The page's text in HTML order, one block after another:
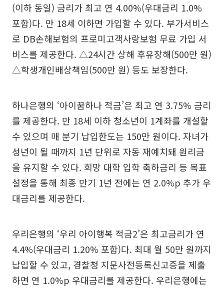
(이하 동일) 금리가 최고 연 4.00%(우대금리 1.0%
포함)다. 만 18세 이하면 가입할 수 있다. 부가서비스
로 DB손해보험의 프로미고객사랑보험 무료 가입 서
비스를 제공한다. △24시간 상해 후유장해(500만 원)
△학생개인배상책임(500만 원) 등도 보장한다.
하나은행의 ‘아이꿈하나 적금’은 최고 연 3.75% 금리
를 제공한다. 만 18세 이하 청소년이 1계좌를 개설할
수 있으며 매 분기 납입한도는 150만 원이다. 자녀가
성년이 될 때까지 1년 단위로 자동 재예치돼 원리금
을 유지할 수 있다. 희망 대학 입학 축하금리 등 목표
설정을 통해 최종 만기 1년 전에는 연 2.0%p 추가 우
대금리를 제공한다.
우리은행의 ‘우리 아이행복 적금2’은 최고금리가 연
4.4%(우대금리 1.20% 포함)다. 최대 월 50만 원까지
납입할 수 있고, 경찰청 지문사전등록신고증을 제출
하면 연 1.0%p 우대금리를 제공한다. 우리은행에는